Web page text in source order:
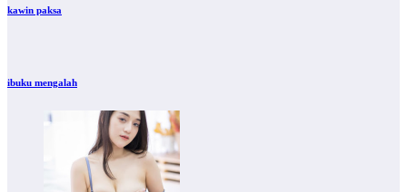
kawin paksa
ibuku mengalah